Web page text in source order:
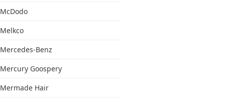
McDodo
Melkco
Mercedes-Benz
Mercury Goospery
Mermade Hair